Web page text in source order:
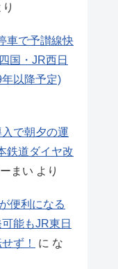
り
車で予讃線快
国・JR西日
以降予定)
で朝夕の運
鉄道ダイヤ改
まい より
便利になる
能もJR東日
ず！
に な